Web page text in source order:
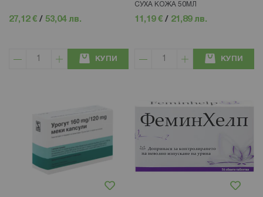
27,12 € / 53,04 лв.
КУПИ
СУХА КОЖА 50МЛ
11,19 € / 21,89 лв.
КУПИ